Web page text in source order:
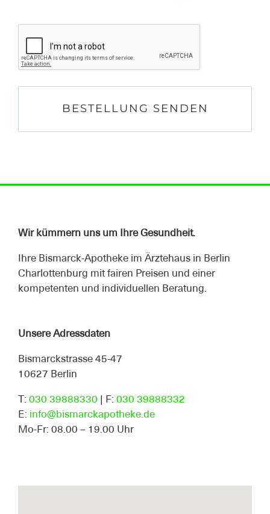
Wir kümmern uns um Ihre Gesundheit.
Ihre Bismarck-Apotheke im Ärztehaus in Berlin
Charlottenburg mit fairen Preisen und einer
kompetenten und individuellen Beratung.
Unsere Adressdaten
Bismarckstrasse 45-47
10627 Berlin
T: 030 39888330 | F: 030 39888332
E: info@bismarckapotheke.de
Mo-Fr: 08.00 – 19.00 Uhr